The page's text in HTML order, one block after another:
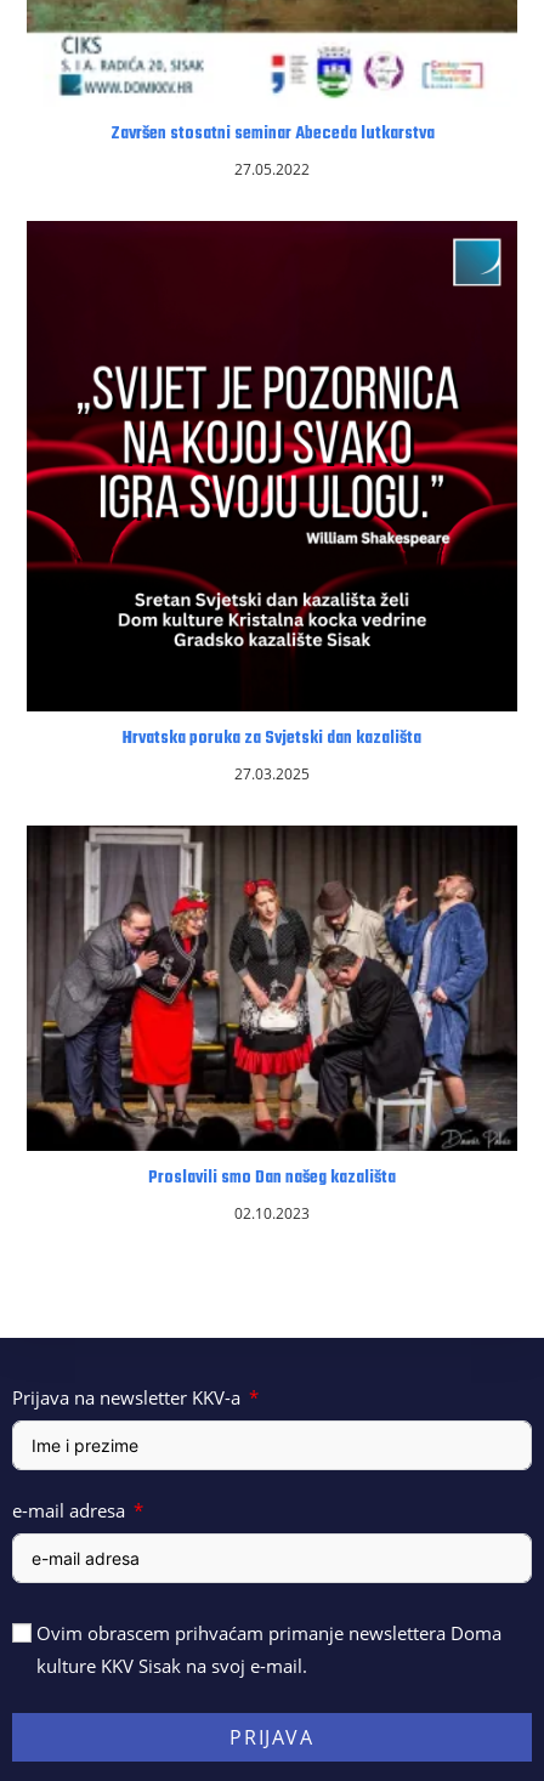
Završen stosatni seminar Abeceda lutkarstva
27.05.2022
Hrvatska poruka za Svjetski dan kazališta
27.03.2025
Proslavili smo Dan našeg kazališta
02.10.2023
Prijava na newsletter KKV-a
e-mail adresa
Ovim obrascem prihvaćam primanje newslettera Doma
kulture KKV Sisak na svoj e-mail.
PRIJAVA